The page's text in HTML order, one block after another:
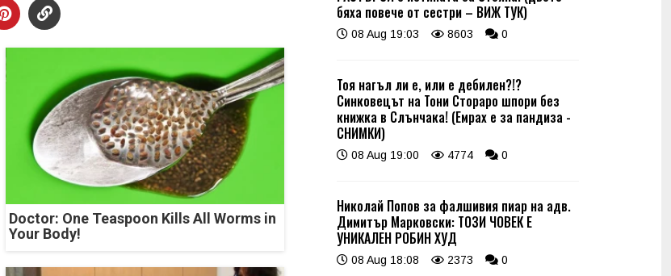
Doctor: One Teaspoon Kills All Worms in
Your Body!
бяха повече от сестри – ВИЖ ТУК)
08 Aug 19:03 8603 0
Тоя нагъл ли е, или е дебилен?!?
Синковецът на Тони Стораро шпори без
книжка в Слънчака! (Емрах е за пандиза -
СНИМКИ)
08 Aug 19:00 4774 0
Николай Попов за фалшивия пиар на адв.
Димитър Марковски: ТОЗИ ЧОВЕК Е
УНИКАЛЕН РОБИН ХУД
08 Aug 18:08 2373 0